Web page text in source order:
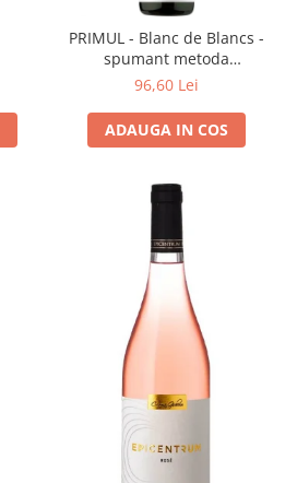
PRIMUL - Blanc de Blancs -
spumant metoda
tradițională
96,60 Lei
ADAUGA IN COS